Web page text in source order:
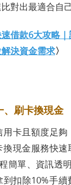
對出最適合自
借款6大攻略
決資金需求〉
、刷卡換現金
卡且額度足夠
現金服務快
簡單、資訊透
扣除10%手